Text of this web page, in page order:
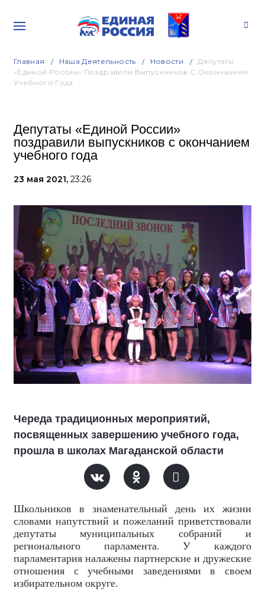
Главная Наша Деятельность Новости
Депутаты
«Единой России» Поздравили Выпускников С Окончанием
Учебного Года
Депутаты «Единой России»
поздравили выпускников с окончанием
учебного года
23 мая 2021, 23:26
Череда традиционных мероприятий,
посвященных завершению учебного года,
прошла в школах Магаданской области
Школьников в знаменательный день их жизни
словами напутствий и пожеланий приветствовали
депутаты муниципальных собраний и
регионального парламента. У каждого
парламентария налажены партнерские и дружеские
отношения с учебными заведениями в своем
избирательном округе.